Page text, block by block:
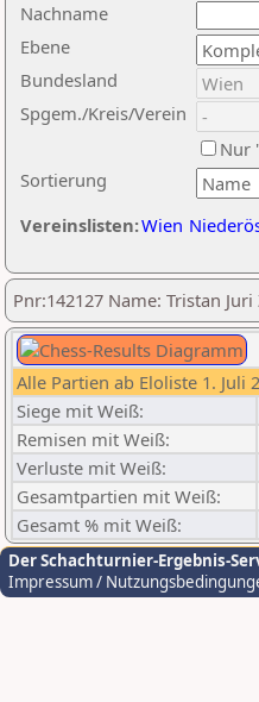
Nachname
Ebene
Sortierung
Bundesland
Spgem./Kreis/Verein
Nur
Vereinslisten:Wien
Pnr:142127 Name: Tristan Juri
Alle Partien ab Eloliste 1. Juli
Siege mit Weiß:
Remisen mit Weiß:
Verluste mit Weiß:
Gesamtpartien mit Weiß:
Gesamt % mit Weiß:
Der Schachturnier-Ergebnis-
Impressum /